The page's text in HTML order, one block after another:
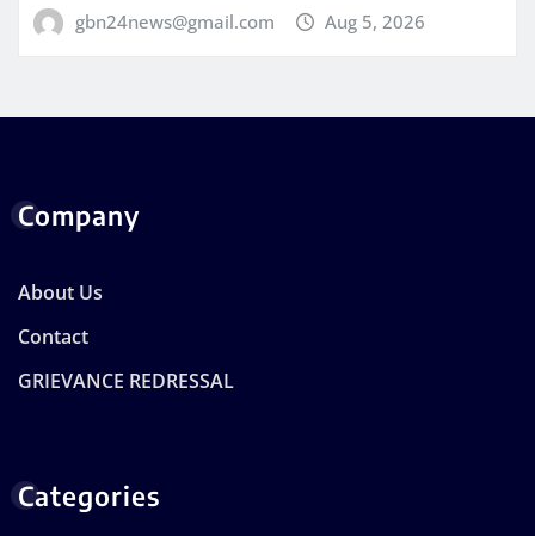
gbn24news@gmail.com Aug 5, 2026
Company
About Us
Contact
GRIEVANCE REDRESSAL
Categories